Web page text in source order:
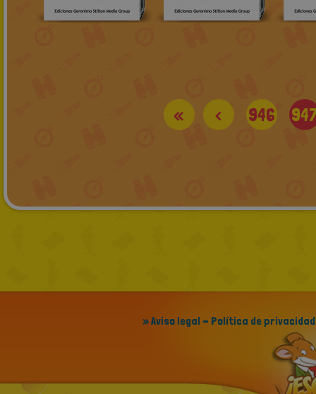
« < 946
» Aviso legal - Política de privacidad